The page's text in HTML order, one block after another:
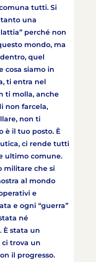
tutti. Si
tanto una
perché non
mondo, ma
quel
cosa siamo in
ti entra nel
ti molla, anche
non farcela,
non ti
è il tuo posto. È
ci rende tutti
ultimo comune.
militare che si
al mondo
e
e ogni “guerra”
né
È stata un
ci trova un
il progresso.